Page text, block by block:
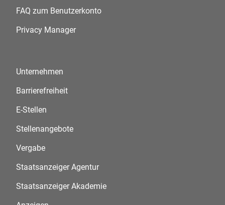
FAQ zum Benutzerkonto
Privacy Manager
Unternehmen
Barrierefreiheit
E-Stellen
Stellenangebote
Vergabe
Staatsanzeiger Agentur
Staatsanzeiger Akademie